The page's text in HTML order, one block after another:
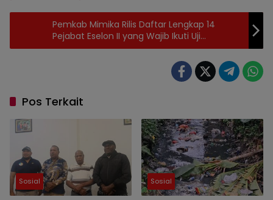
Pemkab Mimika Rilis Daftar Lengkap 14
Pejabat Eselon II yang Wajib Ikuti Uji
Kompetensi dan Evaluasi Kinerja 2025
Pos Terkait
Sosial Sosial